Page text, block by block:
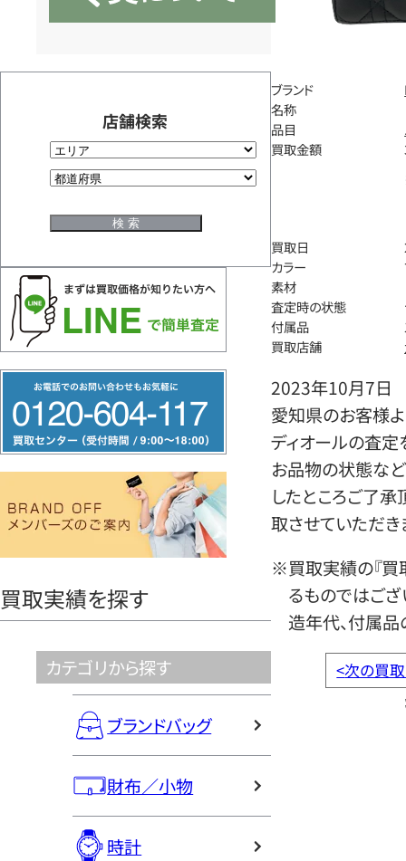
店舗検索
リ
ー
ヤ
買取実績を探す
カテゴリから探す
ブランドバッグ
財布／小物
時計
ブランド
名称
品目
買取金額
買取日
カラー
素材
査定時の状態
付属品
買取店舗
2023年10月7日
愛知県のお客様よ
ディオールの査定
お品物の状態など
したところご了
取させていただき
※買取実績の『買
るものではござ
造年代、付属品
<次の買